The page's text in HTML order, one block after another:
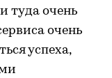
туда очень
очень
успеха,